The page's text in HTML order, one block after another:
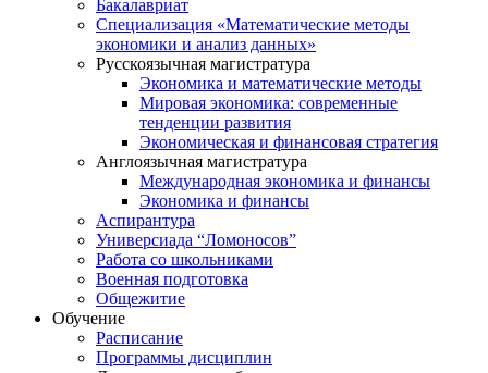
Бакалавриат
Специализация «Математические методы
экономики и анализ данных»
Русскоязычная магистратура
Экономика и математические методы
Мировая экономика: современные
тенденции развития
Экономическая и финансовая стратегия
Англоязычная магистратура
Международная экономика и финансы
Экономика и финансы
Аспирантура
Универсиада “Ломоносов”
Работа со школьниками
Военная подготовка
Общежитие
Обучение
Расписание
Программы дисциплин